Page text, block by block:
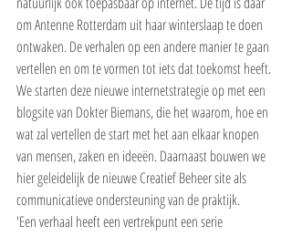
om Antenne Rotterdam uit haar winterslaap te doen
ontwaken. De verhalen op een andere manier te gaan
vertellen en om te vormen tot iets dat toekomst heeft.
We starten deze nieuwe internetstrategie op met een
blogsite van Dokter Biemans, die het waarom, hoe en
wat zal vertellen de start met het aan elkaar knopen
van mensen, zaken en ideeën. Daarnaast bouwen we
hier geleidelijk de nieuwe Creatief Beheer site als
communicatieve ondersteuning van de praktijk.
'Een verhaal heeft een vertrekpunt een serie